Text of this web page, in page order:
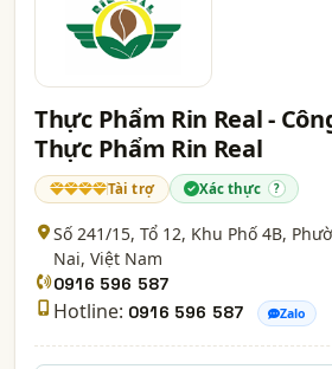
Thực Phẩm Rin Real -
Thực Phẩm Rin Real
Tài trợ Xác thực ?
Số 241/15, Tổ 12, Khu Phố 4B,
Nai, Việt Nam
0916 596 587
Hotline: 0916 596 587 Zalo